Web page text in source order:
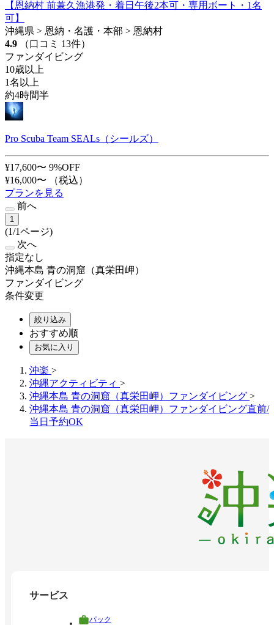
【恩納村 前兼久漁港発・着日午後2本可・専用ボート・1名
可】
沖縄県 > 恩納・名護・本部 > 恩納村
4.9
（口コミ 13件）
ファンダイビング
10歳以上
1名以上
約4時間半
Pro Scuba Team SEALs（シールズ）
¥17,600〜 9%OFF
¥16,000〜
（税込）
プランを見る
前へ
1
(1/1ページ)
次へ
指定なし
沖縄本島 青の洞窟（真栄田岬）
ファンダイビング
条件変更
絞り込み
おすすめ順
お気に入り
沖楽 >
沖縄アクティビティ >
沖縄本島 青の洞窟（真栄田岬）ファンダイビング >
沖縄本島 青の洞窟（真栄田岬）ファンダイビング直前/
当日予約OK
サービス
パック